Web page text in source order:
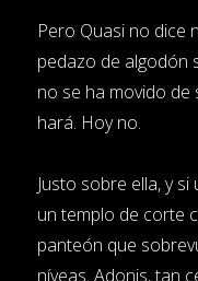
Pero Quasi no dice
pedazo de algodón
no se ha movido de
hará. Hoy no.
Justo sobre ella, y
un templo de corte
panteón que
níveas. Adonis, tan